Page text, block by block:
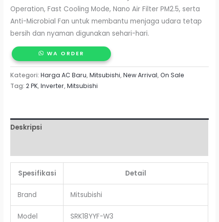
Operation, Fast Cooling Mode, Nano Air Filter PM2.5, serta
Anti-Microbial Fan untuk membantu menjaga udara tetap
bersih dan nyaman digunakan sehari-hari.
WA ORDER
Kategori:Harga AC Baru,Mitsubishi,New Arrival,On Sale
Tag:2 PK,Inverter,Mitsubishi
Deskripsi
Spesifikasi Detail
Brand Mitsubishi
Model SRK18YYF-W3